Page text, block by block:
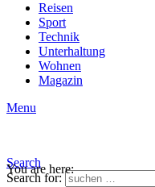
Reisen
Sport
Technik
Unterhaltung
Wohnen
Magazin
Menu
Search
Search for:
You are here: